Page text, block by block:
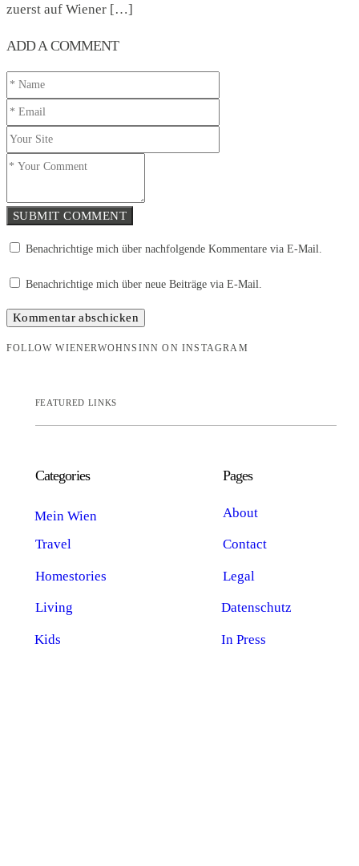
zuerst auf Wiener […]
ADD A COMMENT
SUBMIT COMMENT
Benachrichtige mich über nachfolgende Kommentare via E-Mail.
Benachrichtige mich über neue Beiträge via E-Mail.
FOLLOW WIENERWOHNSINN ON INSTAGRAM
FEATURED LINKS
Categories Pages
Living
About
Travel Contact
Homestories
In Press
Mein Wien
Legal
Kids
Datenschutz